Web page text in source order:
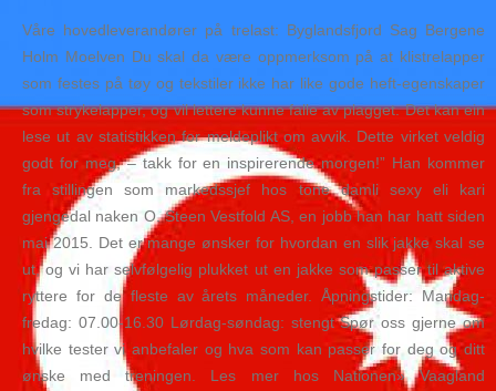
Våre hovedleverandører på trelast: Byglandsfjord Sag Bergene
Holm Moelven Du skal da være oppmerksom på at klistrelapper
som festes på tøy og tekstiler ikke har like gode heft-egenskaper
som strykelapper, og vil lettere kunne falle av plagget. Det kan ein
lese ut av statistikken for meldeplikt om avvik. Dette virket veldig
godt for meg, – takk for en inspirerende morgen!” Han kommer
fra stillingen som markedssjef hos tone damli sexy eli kari
gjengedal naken O. Steen Vestfold AS, en jobb han har hatt siden
mai 2015. Det er mange ønsker for hvordan en slik jakke skal se
ut, og vi har selvfølgelig plukket ut en jakke som passer til aktive
ryttere for de fleste av årets måneder. Åpningstider: Mandag-
fredag: 07.00-16.30 Lørdag-søndag: stengt Spør oss gjerne om
hvilke tester vi anbefaler og hva som kan passer for deg og ditt
ønske med treningen. Les mer hos Nationen» Vaagland